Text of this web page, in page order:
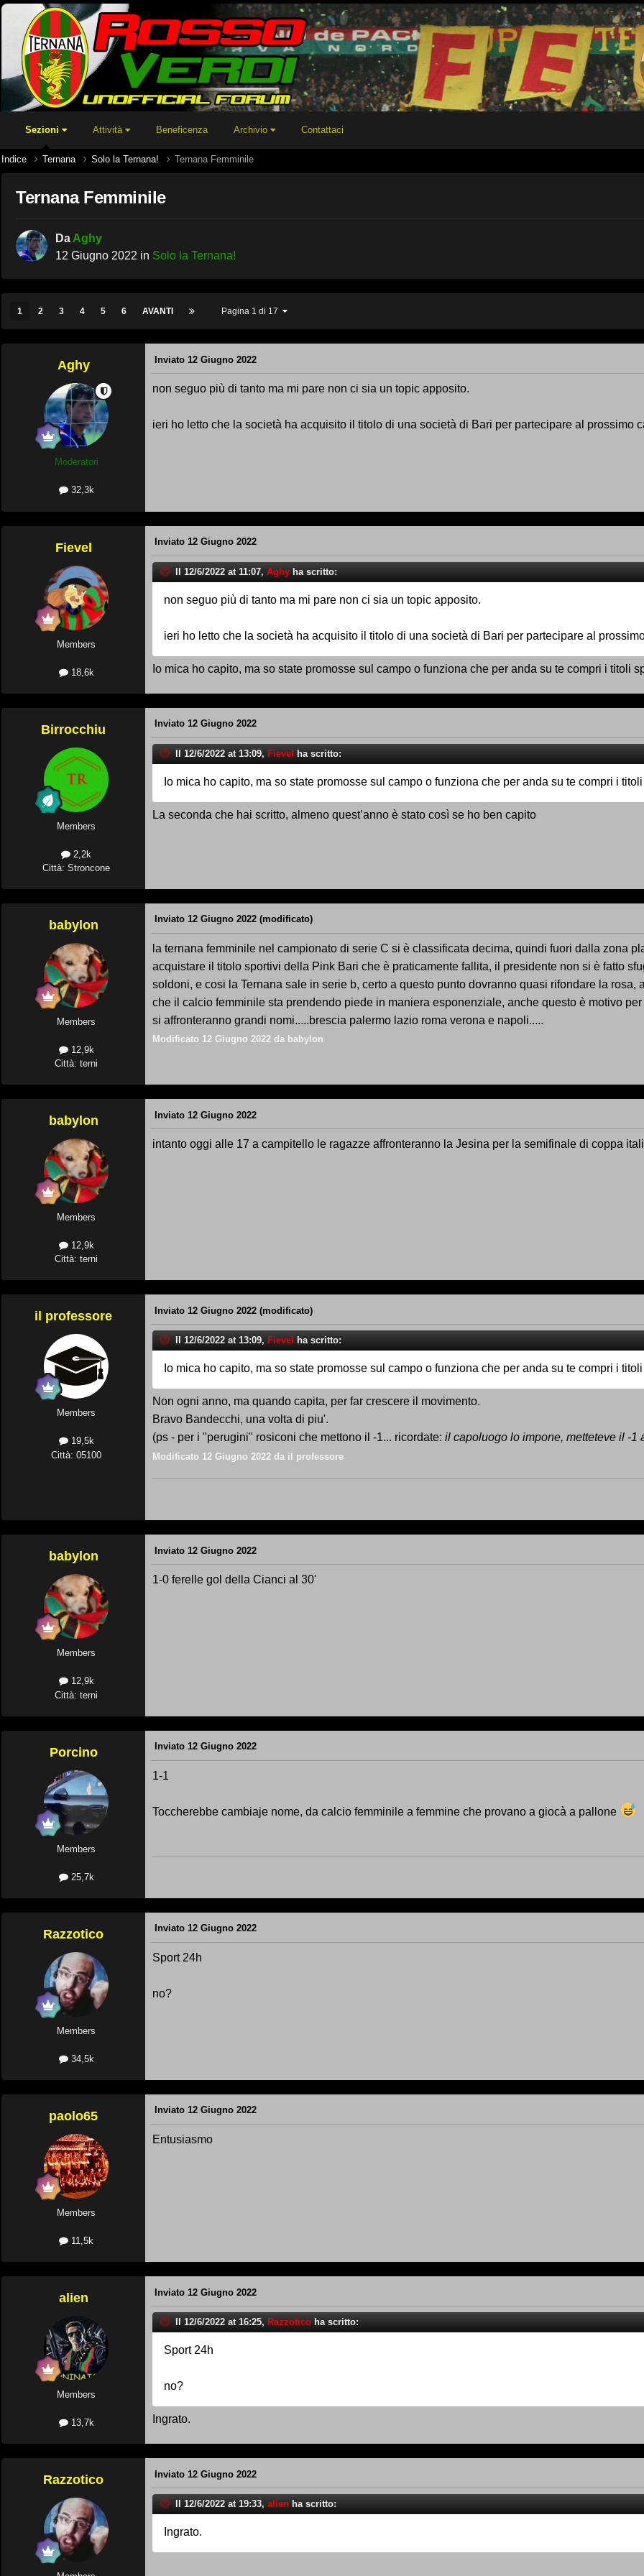
Sezioni Attività Beneficenza Archivio Contattaci
Indice Ternana Solo la Ternana! Ternana Femminile
Ternana Femminile
Da Aghy
12 Giugno 2022 in Solo la Ternana!
1 2 3 4 5 6 AVANTI Pagina 1 di 17
Aghy
Moderatori
32,3k
Inviato 12 Giugno 2022
non seguo più di tanto ma mi pare non ci sia un topic apposito.
ieri ho letto che la società ha acquisito il titolo di una società di Bari per partecipare al prossimo
Fievel
Members
18,6k
Inviato 12 Giugno 2022
Il 12/6/2022 at 11:07, Aghy ha scritto:
non seguo più di tanto ma mi pare non ci sia un topic apposito.
ieri ho letto che la società ha acquisito il titolo di una società di Bari per partecipare al
Io mica ho capito, ma so state promosse sul campo o funziona che per anda su te compri i titoli
Birrocchiu
Members
2,2k
Città: Stroncone
Inviato 12 Giugno 2022
Il 12/6/2022 at 13:09, Fievel ha scritto:
Io mica ho capito, ma so state promosse sul campo o funziona che per anda su te compri i
La seconda che hai scritto, almeno quest’anno è stato così se ho ben capito
babylon
Members
12,9k
Città: terni
Inviato 12 Giugno 2022 (modificato)
la ternana femminile nel campionato di serie C si è classificata decima, quindi fuori dalla zona
acquistare il titolo sportivi della Pink Bari che è praticamente fallita, il presidente non si è fatto
soldoni, e cosi la Ternana sale in serie b, certo a questo punto dovranno quasi rifondare la
che il calcio femminile sta prendendo piede in maniera esponenziale, anche questo è motivo
si affronteranno grandi nomi.....brescia palermo lazio roma verona e napoli.....
Modificato 12 Giugno 2022 da babylon
babylon
Members
12,9k
Città: terni
Inviato 12 Giugno 2022
intanto oggi alle 17 a campitello le ragazze affronteranno la Jesina per la semifinale di coppa
il professore
Members
19,5k
Città: 05100
Inviato 12 Giugno 2022 (modificato)
Il 12/6/2022 at 13:09, Fievel ha scritto:
Io mica ho capito, ma so state promosse sul campo o funziona che per anda su te compri i
Non ogni anno, ma quando capita, per far crescere il movimento.
Bravo Bandecchi, una volta di piu'.
(ps - per i "perugini" rosiconi che mettono il -1... ricordate: il capoluogo lo impone, metteteve il -1
Modificato 12 Giugno 2022 da il professore
babylon
Members
12,9k
Città: terni
Inviato 12 Giugno 2022
1-0 ferelle gol della Cianci al 30'
Porcino
Members
25,7k
Inviato 12 Giugno 2022
1-1
Toccherebbe cambiaje nome, da calcio femminile a femmine che provano a giocà a pallone
Razzotico
Members
34,5k
Inviato 12 Giugno 2022
Sport 24h
no?
paolo65
Members
11,5k
Inviato 12 Giugno 2022
Entusiasmo
alien
Members
13,7k
Inviato 12 Giugno 2022
Il 12/6/2022 at 16:25, Razzotico ha scritto:
Sport 24h
no?
Ingrato.
Razzotico Inviato 12 Giugno 2022
Il 12/6/2022 at 19:33, alien ha scritto:
Ingrato.